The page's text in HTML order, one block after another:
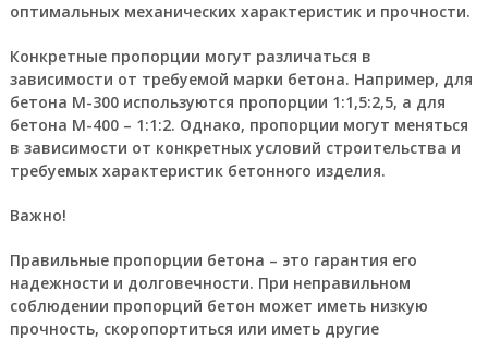
оптимальных механических характеристик и прочности.
Конкретные пропорции могут различаться в
зависимости от требуемой марки бетона. Например, для
бетона М-300 используются пропорции 1:1,5:2,5, а для
бетона М-400 – 1:1:2. Однако, пропорции могут меняться
в зависимости от конкретных условий строительства и
требуемых характеристик бетонного изделия.
Важно!
Правильные пропорции бетона – это гарантия его
надежности и долговечности. При неправильном
соблюдении пропорций бетон может иметь низкую
прочность, скоропортиться или иметь другие